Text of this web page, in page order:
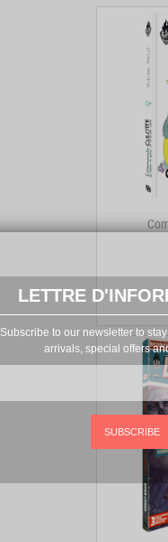
LETTRE
Subscribe to our newsletter to
arrivals, special offers
SUBSCRIBE